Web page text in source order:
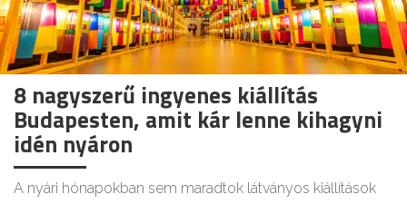
8 nagyszerű ingyenes kiállítás
Budapesten, amit kár lenne kihagyni
idén nyáron
A nyári hónapokban sem maradtok látványos kiállítások